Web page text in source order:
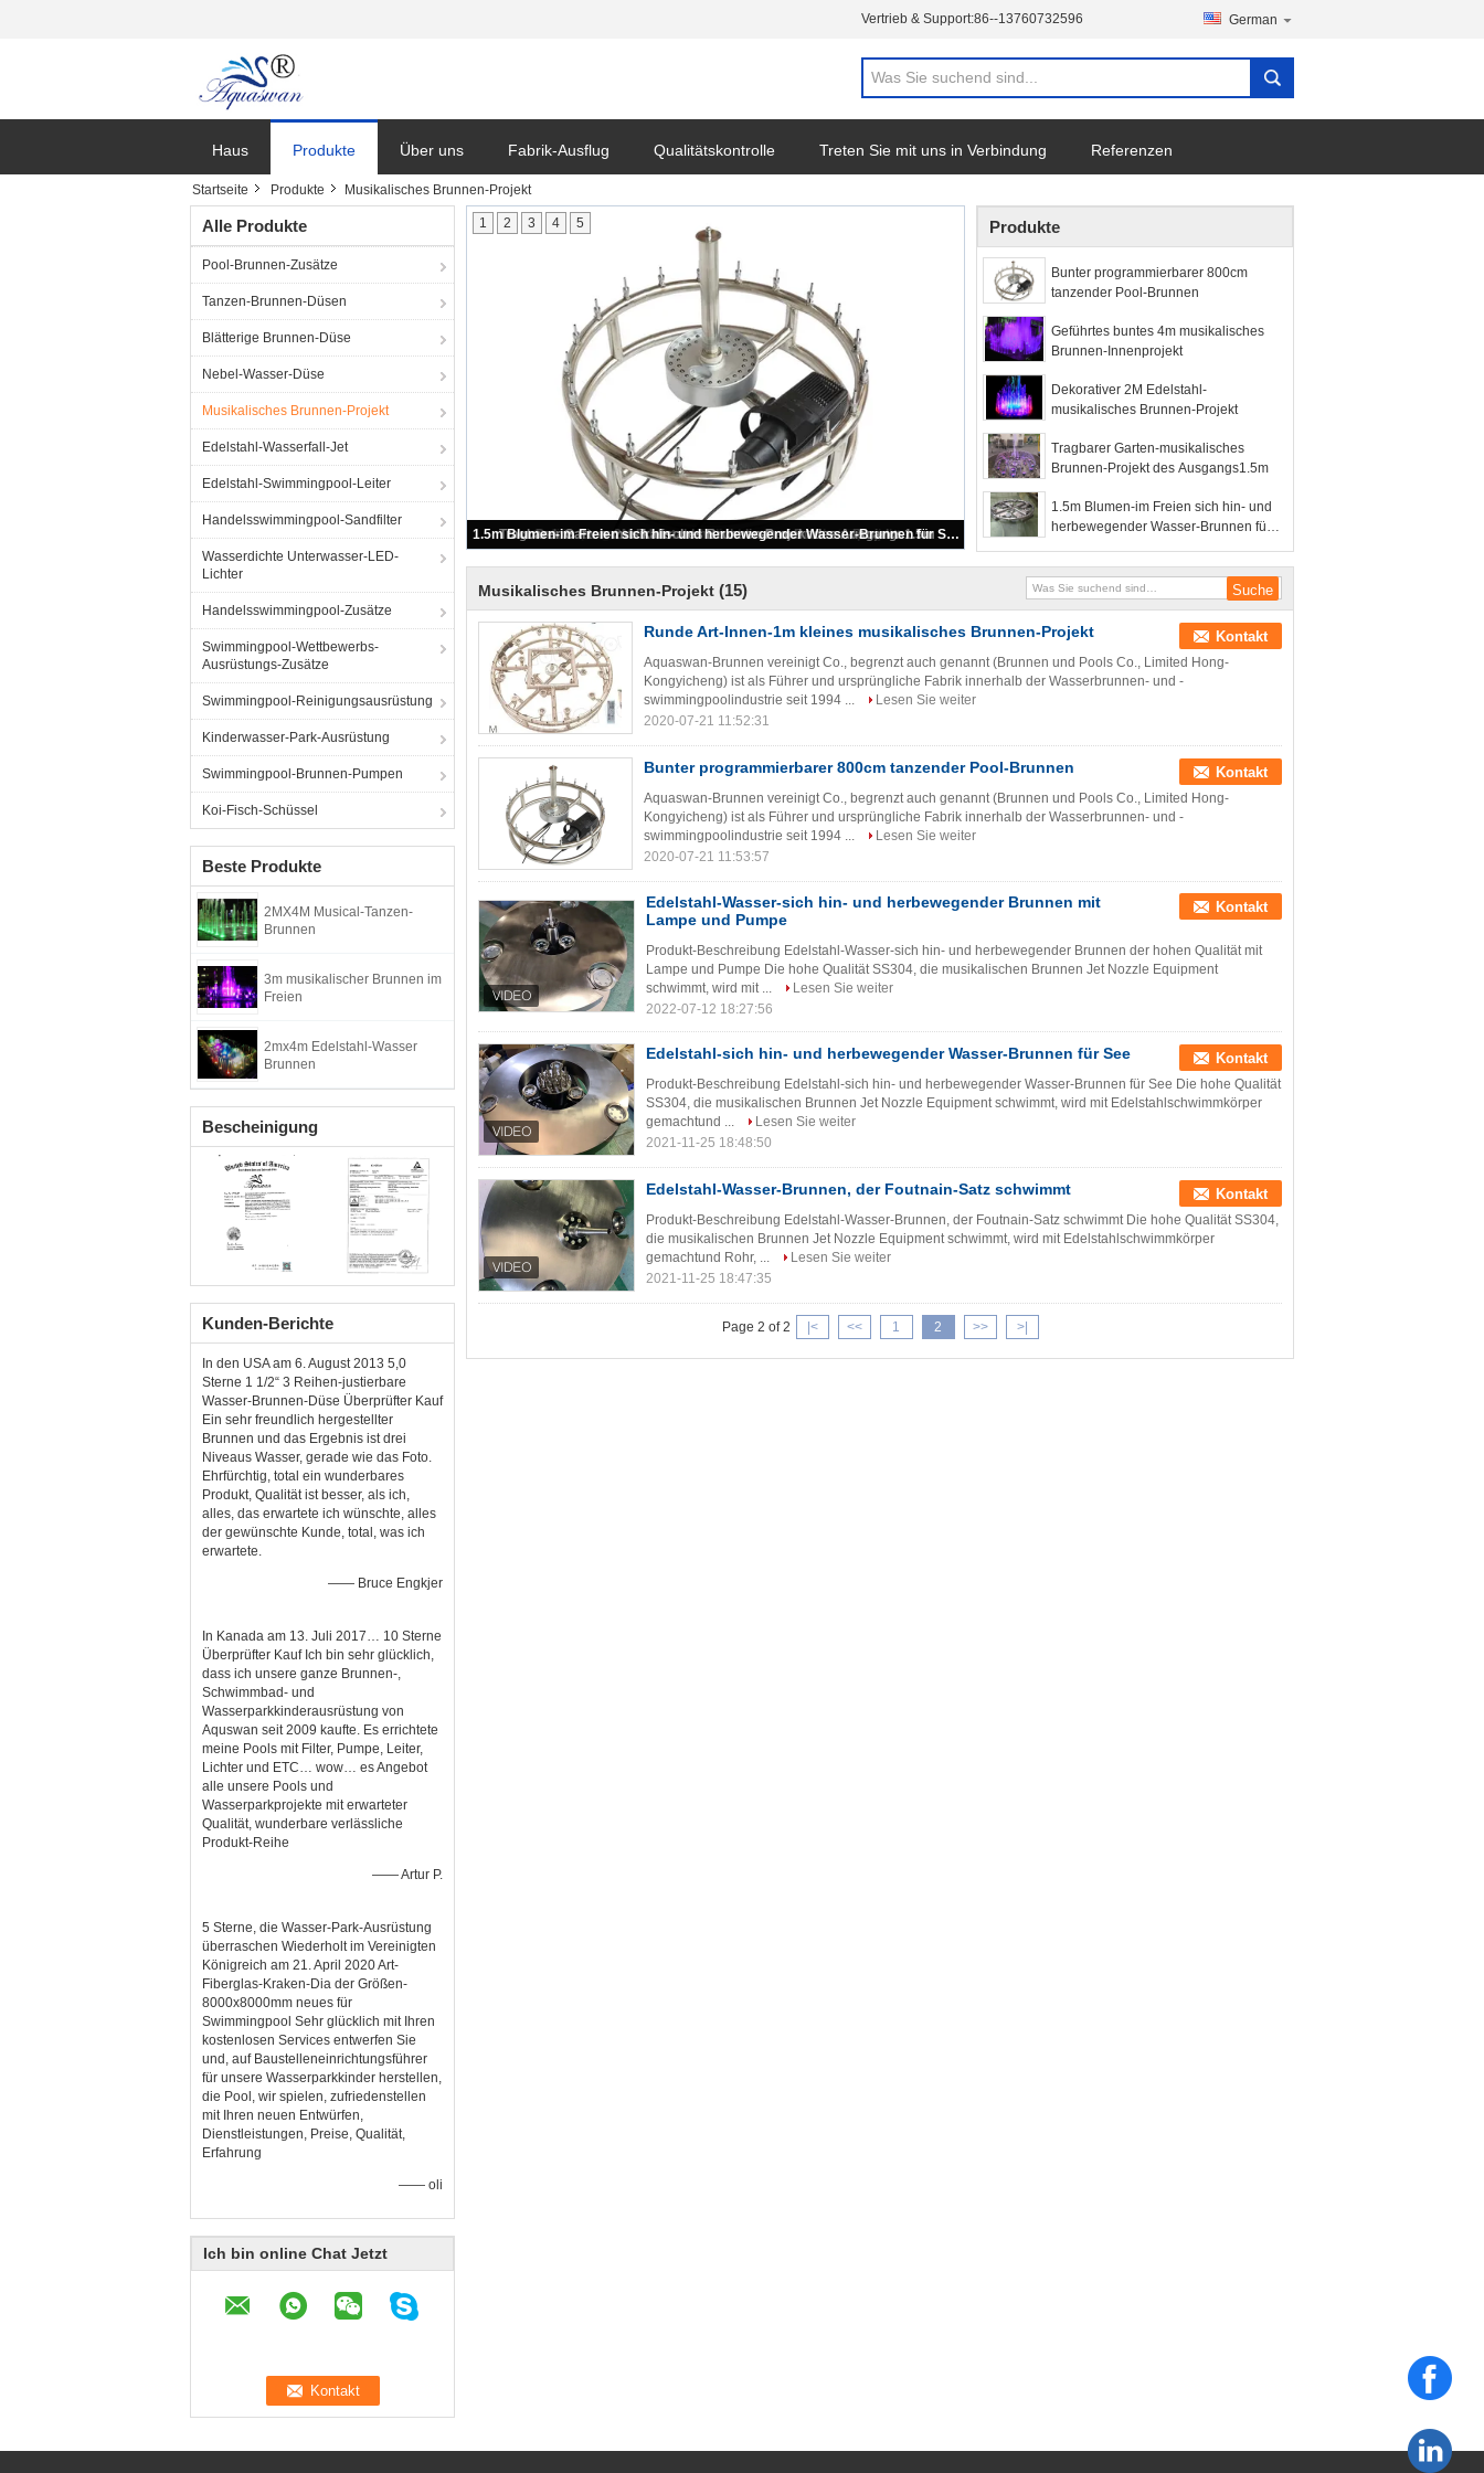
Vertrieb & Support:86--13760732596 German
Haus Produkte Über uns Fabrik-Ausflug Qualitätskontrolle Treten Sie mit uns in Verbindung Referenzen
Nachrichten
Startseite Produkte Musikalisches Brunnen-Projekt
Alle Produkte
Pool-Brunnen-Zusätze
Tanzen-Brunnen-Düsen
Blätterige Brunnen-Düse
Nebel-Wasser-Düse
Musikalisches Brunnen-Projekt
Edelstahl-Wasserfall-Jet
Edelstahl-Swimmingpool-Leiter
Handelsswimmingpool-Sandfilter
Wasserdichte Unterwasser-LED-
Lichter
Handelsswimmingpool-Zusätze
Swimmingpool-Wettbewerbs-
Ausrüstungs-Zusätze
Swimmingpool-Reinigungsausrüstung
Kinderwasser-Park-Ausrüstung
Swimmingpool-Brunnen-Pumpen
Koi-Fisch-Schüssel
Beste Produkte
2MX4M Musical-Tanzen-
Brunnen
3m musikalischer Brunnen im
Freien
2mx4m Edelstahl-Wasser
Brunnen
Bescheinigung
Kunden-Berichte
In den USA am 6. August 2013 5,0
Sterne 1 1/2“ 3 Reihen-justierbare
Wasser-Brunnen-Düse Überprüfter Kauf
Ein sehr freundlich hergestellter
Brunnen und das Ergebnis ist drei
Niveaus Wasser, gerade wie das Foto.
Ehrfürchtig, total ein wunderbares
Produkt, Qualität ist besser, als ich,
alles, das erwartete ich wünschte, alles
der gewünschte Kunde, total, was ich
erwartete.
—— Bruce Engkjer
In Kanada am 13. Juli 2017… 10 Sterne
Überprüfter Kauf Ich bin sehr glücklich,
dass ich unsere ganze Brunnen-,
Schwimmbad- und
Wasserparkkinderausrüstung von
Aquswan seit 2009 kaufte. Es errichtete
meine Pools mit Filter, Pumpe, Leiter,
Lichter und ETC… wow… es Angebot
alle unsere Pools und
Wasserparkprojekte mit erwarteter
Qualität, wunderbare verlässliche
Produkt-Reihe
—— Artur P.
5 Sterne, die Wasser-Park-Ausrüstung
überraschen Wiederholt im Vereinigten
Königreich am 21. April 2020 Art-
Fiberglas-Kraken-Dia der Größen-
8000x8000mm neues für
Swimmingpool Sehr glücklich mit Ihren
kostenlosen Services entwerfen Sie
und, auf Baustelleneinrichtungsführer
für unsere Wasserparkkinder herstellen,
die Pool, wir spielen, zufriedenstellen
mit Ihren neuen Entwürfen,
Dienstleistungen, Preise, Qualität,
Erfahrung
—— oli
Ich bin online Chat Jetzt
Bunter programmierbarer 800cm tanzender Pool-Brunnen
1 2 3 4 5 Produkte
Bunter programmierbarer 800cm
tanzender Pool-Brunnen
Geführtes buntes 4m musikalisches
Brunnen-Innenprojekt
Dekorativer 2M Edelstahl-
musikalisches Brunnen-Projekt
Tragbarer Garten-musikalisches
Brunnen-Projekt des Ausgangs1.5m
1.5m Blumen-im Freien sich hin- und
herbewegender Wasser-Brunnen für
Musikalisches Brunnen-Projekt (15)
Runde Art-Innen-1m kleines musikalisches Brunnen-Projekt Kontakt
Aquaswan-Brunnen vereinigt Co., begrenzt auch genannt (Brunnen und Pools Co., Limited Hong-
Kongyicheng) ist als Führer und ursprüngliche Fabrik innerhalb der Wasserbrunnen- und -
swimmingpoolindustrie seit 1994 ...
Lesen Sie weiter
2020-07-21 11:52:31
Bunter programmierbarer 800cm tanzender Pool-Brunnen Kontakt
Aquaswan-Brunnen vereinigt Co., begrenzt auch genannt (Brunnen und Pools Co., Limited Hong-
Kongyicheng) ist als Führer und ursprüngliche Fabrik innerhalb der Wasserbrunnen- und -
swimmingpoolindustrie seit 1994 ...
Lesen Sie weiter
2020-07-21 11:53:57
Edelstahl-Wasser-sich hin- und herbewegender Brunnen mit
Lampe und Pumpe
Kontakt
Produkt-Beschreibung Edelstahl-Wasser-sich hin- und herbewegender Brunnen der hohen Qualität mit
Lampe und Pumpe Die hohe Qualität SS304, die musikalischen Brunnen Jet Nozzle Equipment
schwimmt, wird mit ...
Lesen Sie weiter
2022-07-12 18:27:56
Edelstahl-sich hin- und herbewegender Wasser-Brunnen für See Kontakt
Produkt-Beschreibung Edelstahl-sich hin- und herbewegender Wasser-Brunnen für See Die hohe Qualität
SS304, die musikalischen Brunnen Jet Nozzle Equipment schwimmt, wird mit Edelstahlschwimmkörper
gemachtund ...
Lesen Sie weiter
2021-11-25 18:48:50
Edelstahl-Wasser-Brunnen, der Foutnain-Satz schwimmt Kontakt
Produkt-Beschreibung Edelstahl-Wasser-Brunnen, der Foutnain-Satz schwimmt Die hohe Qualität SS304,
die musikalischen Brunnen Jet Nozzle Equipment schwimmt, wird mit Edelstahlschwimmkörper
gemachtund Rohr, ...
Lesen Sie weiter
2021-11-25 18:47:35
Page 2 of 2 |< << 1 2 >> >|